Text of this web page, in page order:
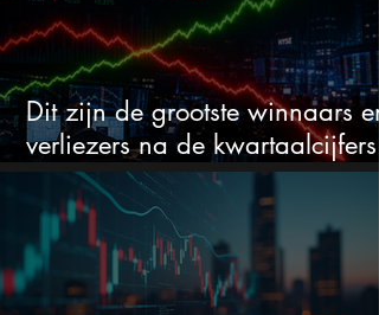
Dit zijn de grootste winnaars en
verliezers na de kwartaalcijfers
(2 springen eruit)